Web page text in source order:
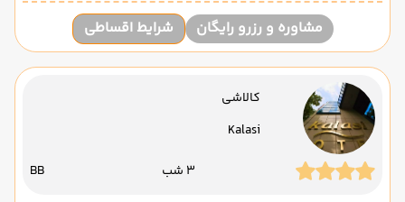
مشاوره و رزرو رایگان شرایط اقساطی
کالاشی
Kalasi
3 شب BB